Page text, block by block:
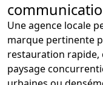
Une agence locale
marque pertinente
restauration rapide,
paysage